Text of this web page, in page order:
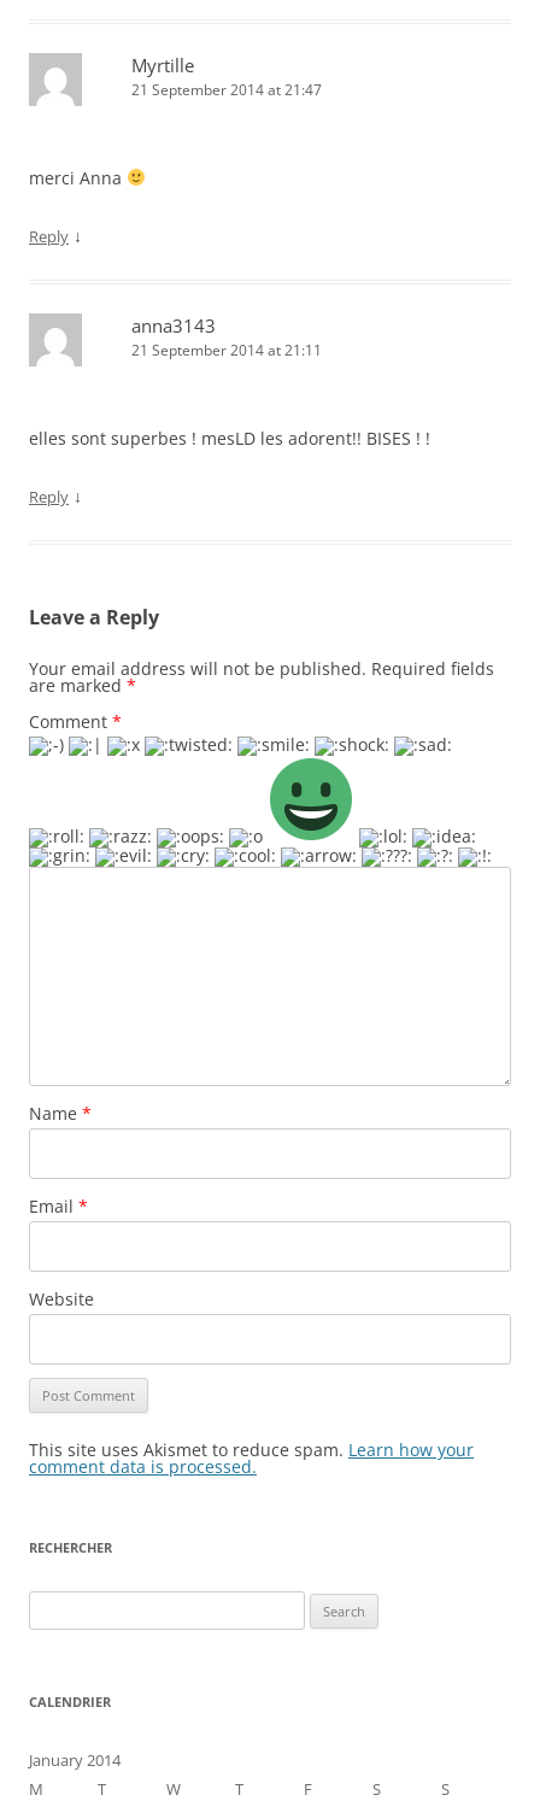
Myrtille
21 September 2014 at 21:47
merci Anna
Reply ↓
anna3143
21 September 2014 at 21:11
elles sont superbes ! mesLD les adorent!! BISES ! !
Reply ↓
Leave a Reply
Your email address will not be published. Required fields
are marked *
Comment *
Name *
Email *
Website
This site uses Akismet to reduce spam. Learn how your
comment data is processed.
RECHERCHER
for:
CALENDRIER
January 2014
M
T W T F S
S